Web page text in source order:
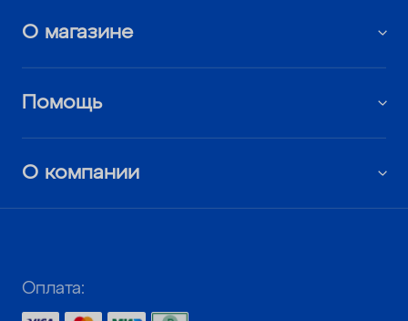
О магазине
Помощь
О компании
Оплата: